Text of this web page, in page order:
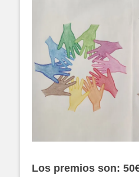
Los premios son: